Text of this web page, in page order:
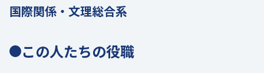
国際関係・文理総合系
この人たちの役職